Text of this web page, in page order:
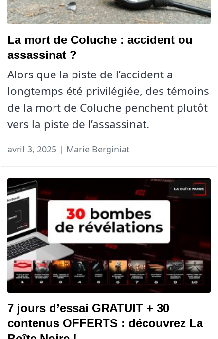
La mort de Coluche : accident ou
assassinat ?
Alors que la piste de l’accident a
longtemps été privilégiée, des témoins
de la mort de Coluche penchent plutôt
vers la piste de l’assassinat.
avril 3, 2025 | Marie Berginiat
7 jours d’essai GRATUIT + 30
contenus OFFERTS : découvrez La